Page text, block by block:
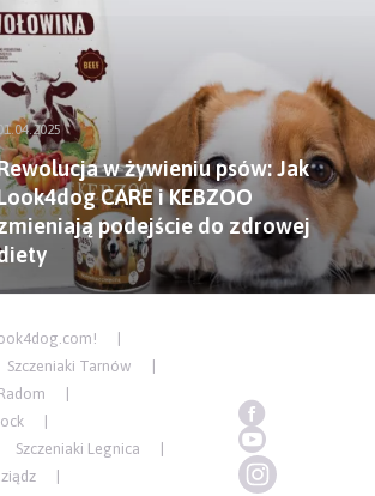
w żywieniu psów: Jak
CARE i KEBZOO
podejście do zdrowej
Szczeniaki Tarnów
Szczeniaki Legnica